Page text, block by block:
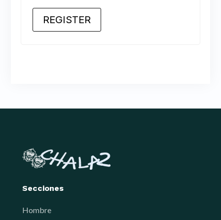
REGISTER
Secciones
Hombre